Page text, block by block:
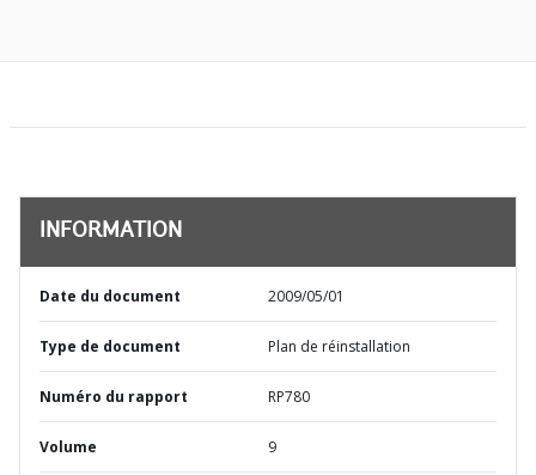
INFORMATION
Date du document 2009/05/01
Type de document Plan de réinstallation
Numéro du rapport RP780
Volume 9